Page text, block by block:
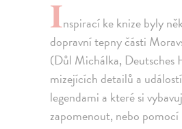
Inspirací ke knize byly
dopravní tepny části
(Důl Michálka, Deutsches
mizejících detailů a
legendami a které si
zapomenout, nebo